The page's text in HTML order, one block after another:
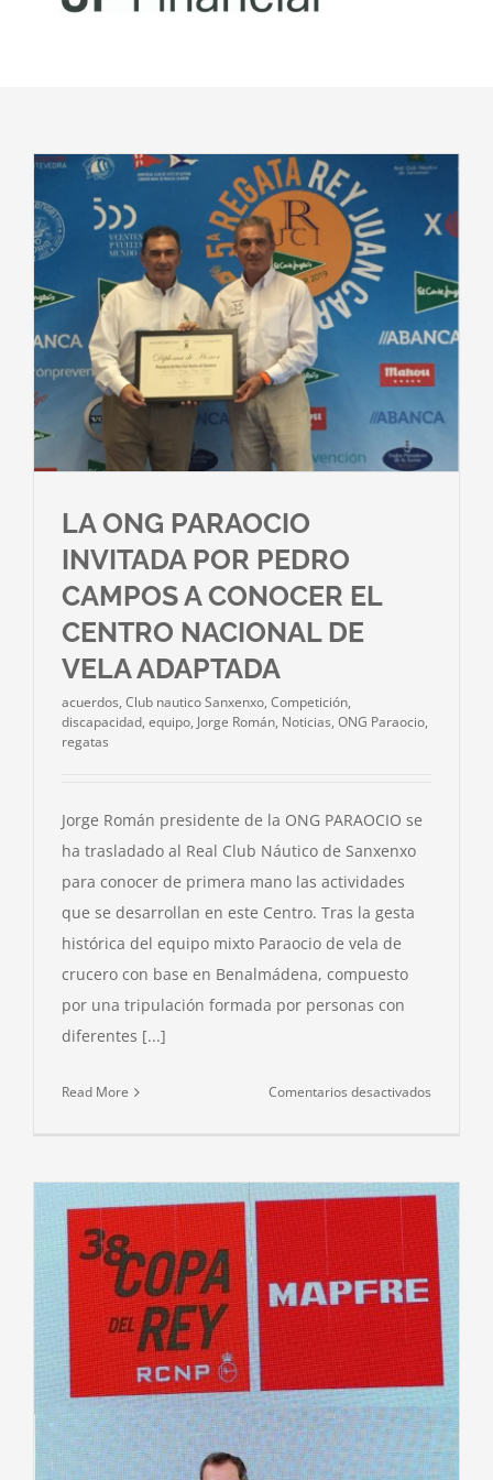
Noticias
CIBA
Contactar
LA ONG PARAOCIO
INVITADA POR PEDRO
CAMPOS A CONOCER EL
CENTRO NACIONAL DE
VELA ADAPTADA
acuerdos, Club nautico Sanxenxo, Competición,
discapacidad, equipo, Jorge Román, Noticias, ONG Paraocio,
regatas
Jorge Román presidente de la ONG PARAOCIO se
ha trasladado al Real Club Náutico de Sanxenxo
para conocer de primera mano las actividades
que se desarrollan en este Centro. Tras la gesta
histórica del equipo mixto Paraocio de vela de
crucero con base en Benalmádena, compuesto
por una tripulación formada por personas con
diferentes [...]
Read More Comentarios desactivados
INVITADA
POR
PEDRO
CAMPOS
A
CONOCER
EL
CENTRO
DE
VELA